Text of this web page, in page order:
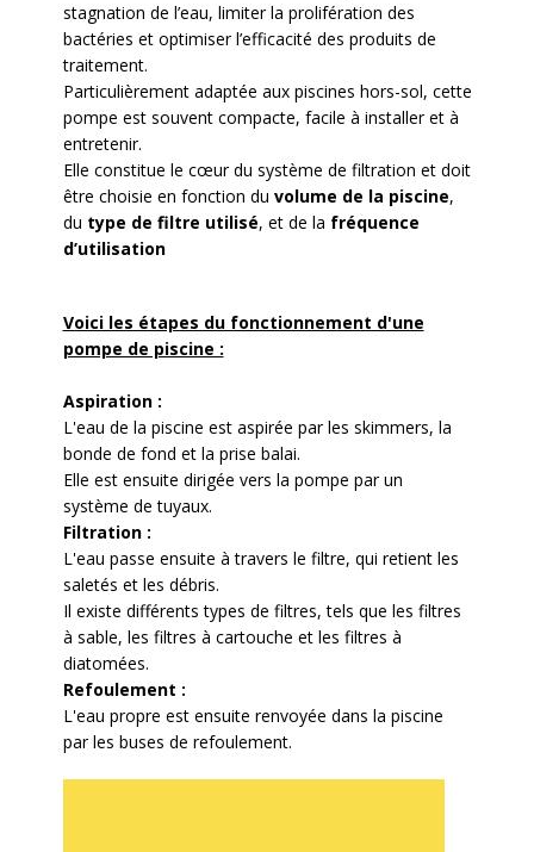
stagnation de l’eau, limiter la prolifération des
bactéries et optimiser l’efficacité des produits de
traitement.
Particulièrement adaptée aux piscines hors-sol, cette
pompe est souvent compacte, facile à installer et à
entretenir.
Elle constitue le cœur du système de filtration et doit
être choisie en fonction du volume de la piscine,
du type de filtre utilisé, et de la fréquence
d’utilisation
Voici les étapes du fonctionnement d'une
pompe de piscine :
Aspiration :
L'eau de la piscine est aspirée par les skimmers, la
bonde de fond et la prise balai.
Elle est ensuite dirigée vers la pompe par un
système de tuyaux.
Filtration :
L'eau passe ensuite à travers le filtre, qui retient les
saletés et les débris.
Il existe différents types de filtres, tels que les filtres
à sable, les filtres à cartouche et les filtres à
diatomées.
Refoulement :
L'eau propre est ensuite renvoyée dans la piscine
par les buses de refoulement.